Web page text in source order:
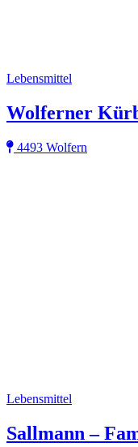
Lebensmittel
Wolferner
4493 Wolfern
Lebensmittel
Sallmann –